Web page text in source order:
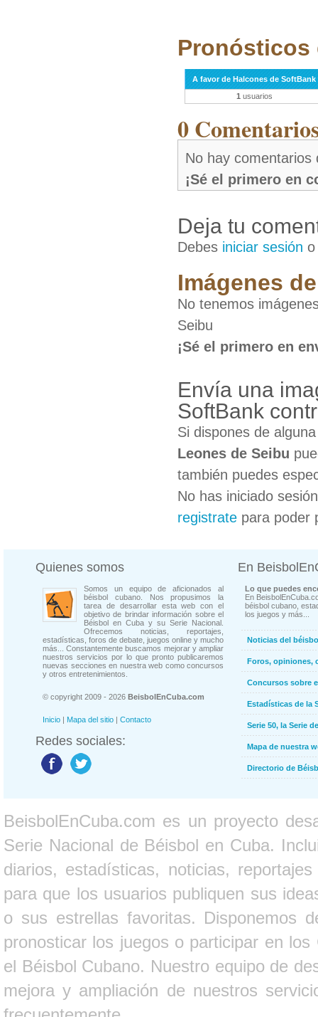
Pronósticos
A favor de Halcones de SoftBank
1 usuarios
0
No hay comentarios
¡Sé el primero en
Deja tu
Debes iniciar sesión
Imágenes
No tenemos
Seibu
¡Sé el primero en
Envía una
SoftBank
Si dispones de
Leones de Seibu
también puedes
No has iniciado
registrate para poder
Quienes somos
Somos un equipo de aficionados al
béisbol cubano. Nos propusimos la
tarea de desarrollar esta web con el
objetivo de brindar información sobre el
Béisbol en Cuba y su Serie Nacional.
Ofrecemos noticias, reportajes,
estadísticas, foros de debate, juegos online y mucho
más... Constantemente buscamos mejorar y ampliar
nuestros servicios por lo que pronto publicaremos
nuevas secciones en nuestra web como concursos
y otros entretenimientos.
© copyright 2009 - 2026 BeisbolEnCuba.com
Inicio | Mapa del sitio | Contacto
Redes sociales:
En
Lo que puedes
En
béisbol cubano,
los juegos y más...
Noticias del
Foros, opiniones,
Concursos sobre
Estadísticas de la
Serie 50, la Serie
Mapa de nuestra
Directorio de
BeisbolEnCuba.com es un proyecto
Serie Nacional de Béisbol en Cuba.
diarios, estadísticas, noticias,
para que los usuarios publiquen sus
o sus estrellas favoritas. Disponemos
pronosticar los juegos o participar en
el Béisbol Cubano. Nuestro equipo de
mejora y ampliación de nuestros